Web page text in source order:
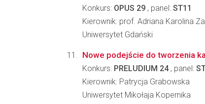
Konkurs: OPUS 29 , panel: ST11
Kierownik: prof. Adriana Karolina
Uniwersytet Gdański
Nowe podejście do tworzenia
Konkurs: PRELUDIUM 24, panel:
Kierownik: Patrycja Grabowska
Uniwersytet Mikołaja Kopernika